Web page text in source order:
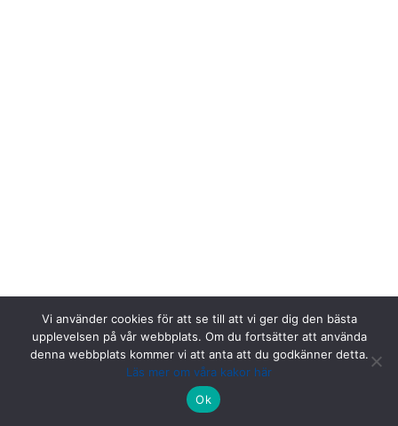
Riksstroke, Målpunkt PA rum 1013, Norrlands universitetssjukhus,
Vi använder cookies för att se till att vi ger dig den bästa
upplevelsen på vår webbplats. Om du fortsätter att använda
denna webbplats kommer vi att anta att du godkänner detta.
Läs mer om våra kakor här
Ok